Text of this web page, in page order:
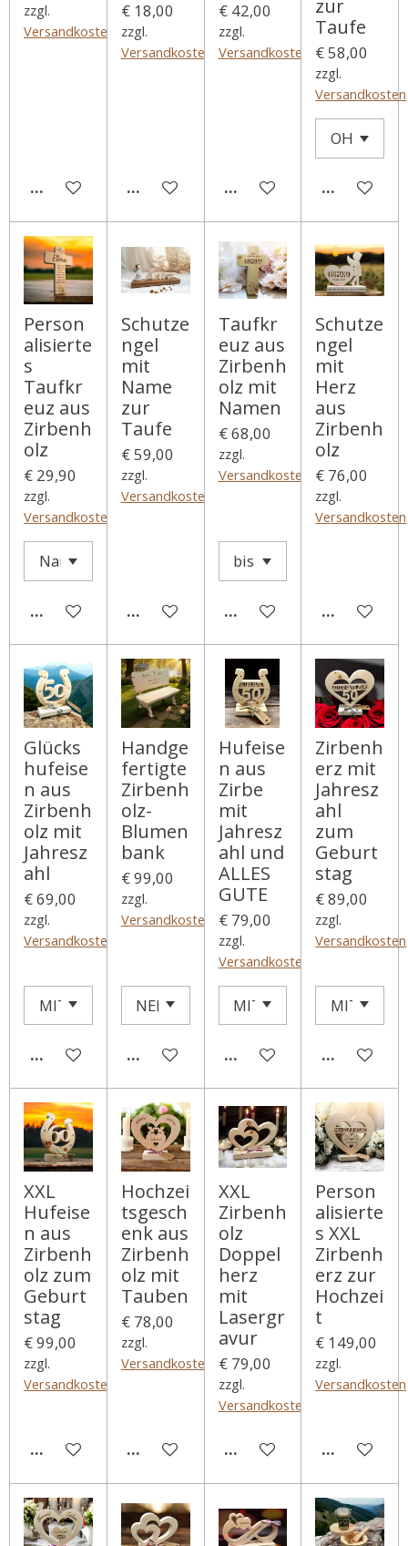
zzgl.
Versandkosten
DETAILS ANZEIGEN
€ 18,00
zzgl.
Versandkosten
IN DEN WARENKORB
€ 42,00
zzgl.
Versandkosten
IN DEN WARENKORB
zur
Taufe
€ 58,00
zzgl.
Versandkosten
DETAILS
Person
alisierte
s
Taufkr
euz aus
Zirbenh
olz
€ 29,90
zzgl.
Versandkosten
DETAILS ANZEIGEN
Schutze
ngel
mit
Name
zur
Taufe
€ 59,00
zzgl.
Versandkosten
DETAILS ANZEIGEN
Taufkr
euz aus
Zirbenh
olz mit
Namen
€ 68,00
zzgl.
Versandkosten
DETAILS ANZEIGEN
Schutze
ngel
mit
Herz
aus
Zirbenh
olz
€ 76,00
zzgl.
Versandkosten
DETAILS
Glücks
hufeise
n aus
Zirbenh
olz mit
Jahresz
ahl
€ 69,00
zzgl.
Versandkosten
IN DEN WARENKORB
Handge
fertigte
Zirbenh
olz-
Blumen
bank
€ 99,00
zzgl.
Versandkosten
DETAILS ANZEIGEN
Hufeise
n aus
Zirbe
mit
Jahresz
ahl und
ALLES
GUTE
€ 79,00
zzgl.
Versandkosten
DETAILS ANZEIGEN
Zirbenh
erz mit
Jahresz
ahl
zum
Geburt
stag
€ 89,00
zzgl.
Versandkosten
DETAILS
XXL
Hufeise
n aus
Zirbenh
olz zum
Geburt
stag
€ 99,00
zzgl.
Versandkosten
DETAILS ANZEIGEN
Hochzei
tsgesch
enk aus
Zirbenh
olz mit
Tauben
€ 78,00
zzgl.
Versandkosten
DETAILS ANZEIGEN
XXL
Zirbenh
olz
Doppel
herz
mit
Lasergr
avur
€ 79,00
zzgl.
Versandkosten
DETAILS ANZEIGEN
Person
alisierte
s XXL
Zirbenh
erz zur
Hochzei
t
€ 149,00
zzgl.
Versandkosten
DETAILS